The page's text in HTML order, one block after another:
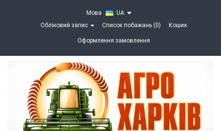
Мова
UA
Обліковий запис
Список побажань (0) Кошик
Оформлення замовлення